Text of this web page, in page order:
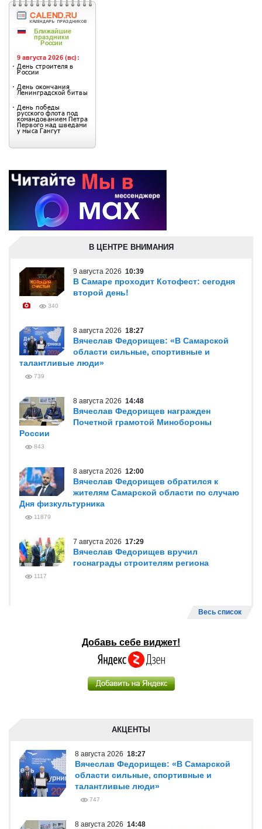
В ЦЕНТРЕ ВНИМАНИЯ
9 августа 2026 10:39
В Самаре проходит Котофест: сегодня
второй день!
340
8 августа 2026 18:27
Вячеслав Федорищев: «В Самарской
области сильные, спортивные и
талантливые люди»
739
8 августа 2026 14:48
Вячеслав Федорищев награжден
Почетной грамотой Минобороны
России
843
8 августа 2026 12:00
Вячеслав Федорищев обратился к
жителям Самарской области по случаю
Дня физкультурника
11879
7 августа 2026 17:29
Вячеслав Федорищев вручил
госнаграды строителям региона
1117
Весь список
Добавь себе виджет!
АКЦЕНТЫ
8 августа 2026 18:27
Вячеслав Федорищев: «В Самарской
области сильные, спортивные и
талантливые люди»
747
8 августа 2026 14:48